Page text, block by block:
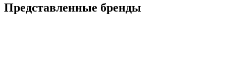
Представленные бренды